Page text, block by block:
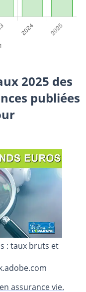
2025 des
publiées
: taux bruts et
assurance vie.